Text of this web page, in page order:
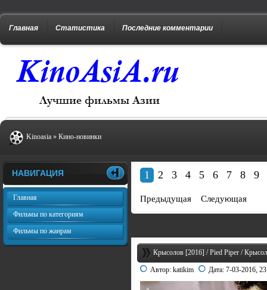
Главная Статистика Последние комментарии
Kinoasia » Кино-новинки
1 2 3 4 5 6 7 8 9
Предыдущая Следующая
Крысолов [2016] / Pied Piper /
Автор: katikim Дата: 7-03-2016,
НАВИГАЦИЯ
Главная
Фильмы по категориям
Фильмы по жанрам